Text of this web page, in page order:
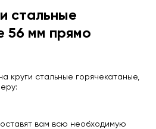
стальные
56 мм прямо
круги стальные горячекатаные,
вам всю необходимую